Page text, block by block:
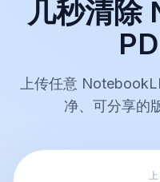
几秒清除
上传任意
净、可分享的